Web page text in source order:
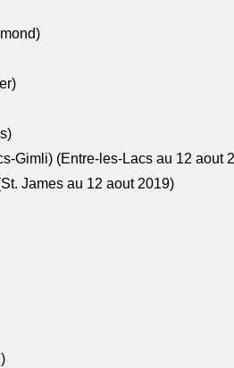
Gimli) (Entre-les-Lacs au 12 aout
James au 12 aout 2019)